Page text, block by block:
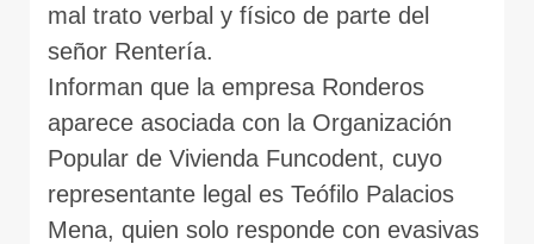
mal trato verbal y físico de parte del
señor Rentería.
Informan que la empresa Ronderos
aparece asociada con la Organización
Popular de Vivienda Funcodent, cuyo
representante legal es Teófilo Palacios
Mena, quien solo responde con evasivas